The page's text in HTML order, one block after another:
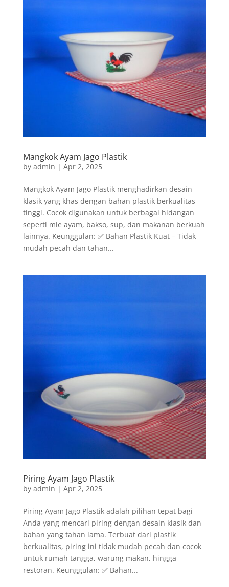
Mangkok Ayam Jago Plastik
by admin | Apr 2, 2025
Mangkok Ayam Jago Plastik menghadirkan desain
klasik yang khas dengan bahan plastik berkualitas
tinggi. Cocok digunakan untuk berbagai hidangan
seperti mie ayam, bakso, sup, dan makanan berkuah
lainnya. Keunggulan: ✅ Bahan Plastik Kuat – Tidak
mudah pecah dan tahan...
Piring Ayam Jago Plastik
by admin | Apr 2, 2025
Piring Ayam Jago Plastik adalah pilihan tepat bagi
Anda yang mencari piring dengan desain klasik dan
bahan yang tahan lama. Terbuat dari plastik
berkualitas, piring ini tidak mudah pecah dan cocok
untuk rumah tangga, warung makan, hingga
restoran. Keunggulan: ✅ Bahan...